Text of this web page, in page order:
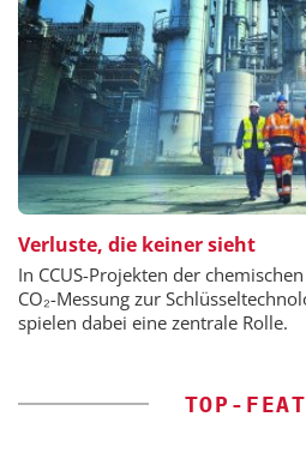
Verluste, die keiner sieht
In CCUS-Projekten der
CO₂-Messung zur
spielen dabei eine zentrale Rolle.
TOP-